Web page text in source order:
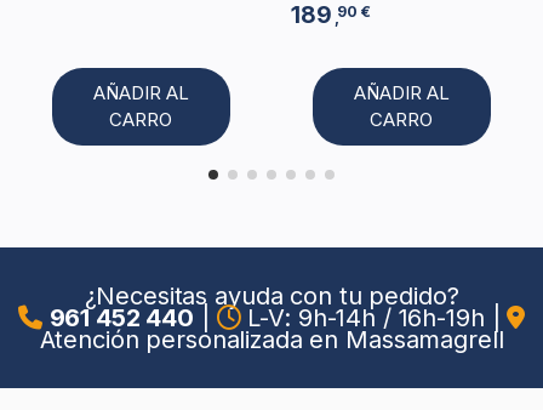
AÑADIR AL
CARRO
189 ,90 €
AÑADIR AL
CARRO
¿Necesitas ayuda con tu pedido?
961 452 440 L-V: 9h-14h / 16h-19h
Atención personalizada en Massamagrell